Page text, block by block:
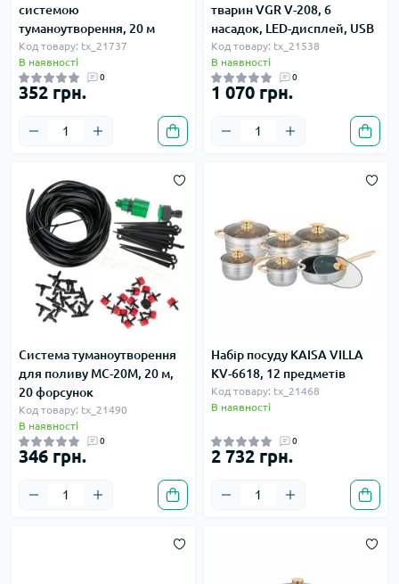
системою
туманоутворення, 20 м
Код товару: tx_21737
В наявності
0
352 грн.
тварин VGR V-208, 6
насадок, LED-дисплей, USB
Код товару: tx_21538
В наявності
0
1 070 грн.
Система туманоутворення
для поливу MC-20M, 20 м,
20 форсунок
Код товару: tx_21490
В наявності
0
346 грн.
Набір посуду KAISA VILLA
KV-6618, 12 предметів
Код товару: tx_21468
В наявності
0
2 732 грн.